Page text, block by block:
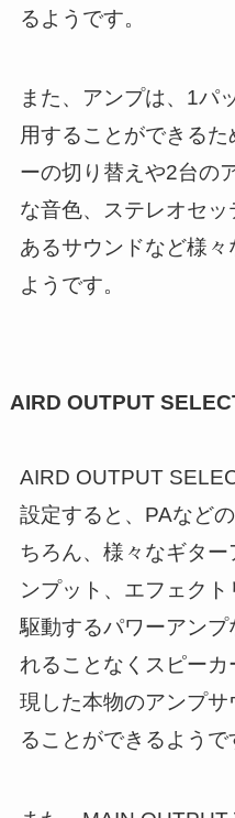
るようです。
また、アンプは、1パ
用することができる
ーの切り替えや2台の
な音色、ステレオセ
あるサウンドなど様
ようです。
AIRD OUTPUT
AIRD OUTPUT
設定すると、PAなど
ちろん、様々なギタ
ンプット、エフェク
駆動するパワーアンプ
れることなくスピー
現した本物のアンプ
ることができるようで